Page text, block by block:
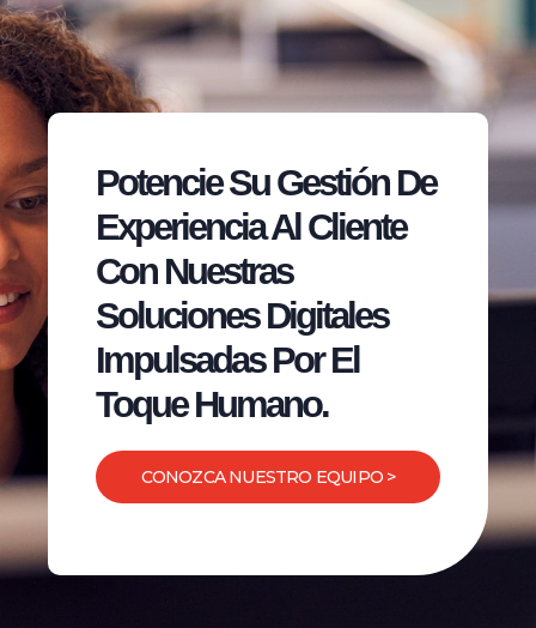
Potencie Su Gestión De
Experiencia Al Cliente
Con Nuestras
Soluciones Digitales
Impulsadas Por El
Toque Humano.
CONOZCA NUESTRO EQUIPO >